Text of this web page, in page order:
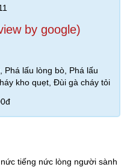
by google)
Phá lấu lòng bò, Phá lấu
kho quẹt, Đùi gà cháy tỏi
tiếng nức lòng người sành